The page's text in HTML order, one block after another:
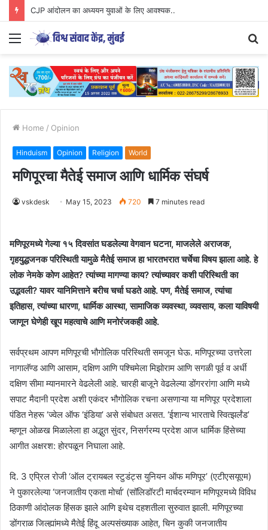
CJP आंदोलन का अध्ययन युवाओं के लिए आवश्यक..
Menu
Home / Opinion
Hinduism Opinion Religion World
मणिपूरचा मैतेई समाज आणि धार्मिक संघर्ष
vskdesk May 15, 2023 720 7 minutes read
मणिपूरमध्ये गेल्या १५ दिवसांत घडलेल्या वेगवान घटना, माजलेले अराजक,
गृहयुद्धजनक परिस्थिती यामुळे मैतेई समाज हा भारतभरात चर्चेचा विषय झाला आहे. हे
लोक नेमके कोण आहेत? त्यांच्या मागण्या काय? त्यांच्यावर कशी परिस्थिती का
उद्भवली? यावर यानिमित्ताने बरीच चर्चा घडते आहे. पण, मैतेई समाज, त्यांचा
इतिहास, त्यांच्या धारणा, धार्मिक आस्था, सामाजिक व्यवस्था, व्यवसाय, कला याविषयी
जाणून घेणेही खूप महत्वाचे आणि मनोरंजकही आहे.
सर्वप्रथम आपण मणिपूरची भौगोलिक परिस्थिती समजून घेऊ. मणिपूरच्या उत्तरेला
नागालॅण्ड आणि आसाम, दक्षिण आणि पश्चिमेला मिझोराम आणि सगळी पूर्व व अर्धी
दक्षिण सीमा म्यानमारने वेढलेली आहे. चारही बाजूने वेढलेल्या डोंगररांगा आणि मध्ये
सपाट मैदानी प्रदेश अशी एकंदर भौगोलिक रचना असणाऱ्या या मणिपूर प्रदेशाला
पंडित नेहरू ‘ज्वेल ऑफ ‘इंडिया’ असे संबोधत असत. ‘ईशान्य भारताचे स्वित्झर्लंड’
म्हणून ओळख मिळालेला हा अद्भुत सुंदर, निसर्गरम्य प्रदेश आज धार्मिक हिंसेच्या
आगीत अक्षरश: होरपळून निघाला आहे.
दि. 3 एप्रिल रोजी ‘ऑल ट्रायबल स्टुडंट्स युनियन ऑफ मणिपूर’ (एटीएसयूएम)
ने पुकारलेल्या ‘जनजातीय एकता मोर्चा’ (सॉलिडॉरटी मार्चदरम्यान मणिपूरमध्ये विविध
ठिकाणी आंदोलक हिंसक झाले आणि इथेच दहशतीला सुरुवात झाली. मणिपूरच्या
डोंगराळ जिल्ह्यांमध्ये मैतेई हिंदू अल्पसंख्याक आहेत, चिन कुकी जनजातीय